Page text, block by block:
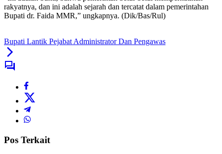
rakyatnya, dan ini adalah sejarah dan tercatat dalam pemerintahan
Bupati dr. Faida MMR,” ungkapnya. (Dik/Bas/Rul)
Bupati Lantik Pejabat Administrator Dan Pengawas
Pos Terkait